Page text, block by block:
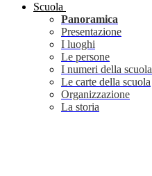
Scuola
Panoramica
Presentazione
I luoghi
Le persone
I numeri della scuola
Le carte della scuola
Organizzazione
La storia